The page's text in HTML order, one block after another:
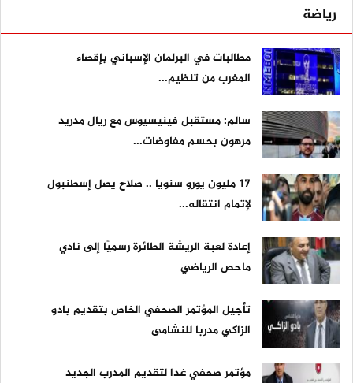
رياضة
مطالبات في البرلمان الإسباني بإقصاء
المغرب من تنظيم...
سالم: مستقبل فينيسيوس مع ريال مدريد
مرهون بحسم مفاوضات...
17 مليون يورو سنويا .. صلاح يصل إسطنبول
لإتمام انتقاله...
إعادة لعبة الريشة الطائرة رسميًا إلى نادي
ماحص الرياضي
تأجيل المؤتمر الصحفي الخاص بتقديم بادو
الزاكي مدربا للنشامى
مؤتمر صحفي غدا لتقديم المدرب الجديد